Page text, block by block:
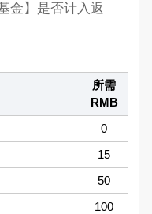
金】是否计入返
所需
RMB
0
15
50
100